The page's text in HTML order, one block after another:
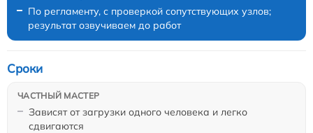
По регламенту, с проверкой сопутствующих узлов;
результат озвучиваем до работ
Зависят от загрузки одного человека и легко
сдвигаются
Сроки